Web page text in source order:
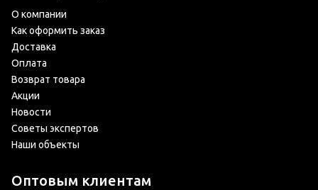
О компании
Как оформить заказ
Доставка
Оплата
Возврат товара
Акции
Новости
Советы экспертов
Наши объекты
Оптовым клиентам